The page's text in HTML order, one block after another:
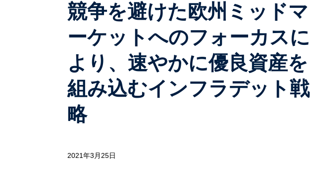
競争を避けた欧州ミッドマ
ーケットへのフォーカスに
より、速やかに優良資産を
組み込むインフラデット戦
略
2021年3月25日